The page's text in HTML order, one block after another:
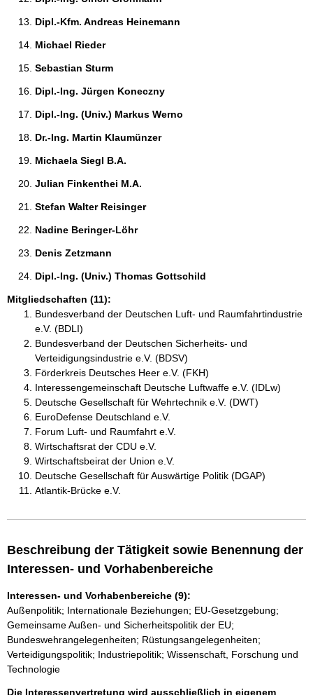
Dipl.-Kfm. Andreas Heinemann
Michael Rieder
Sebastian Sturm
Dipl.-Ing. Jürgen Koneczny
Dipl.-Ing. (Univ.) Markus Werno
Dr.-Ing. Martin Klaumünzer
Michaela Siegl B.A.
Julian Finkenthei M.A.
Stefan Walter Reisinger
Nadine Beringer-Löhr
Denis Zetzmann
Dipl.-Ing. (Univ.) Thomas Gottschild
Mitgliedschaften (11):
Bundesverband der Deutschen Luft- und Raumfahrtindustrie
e.V. (BDLI)
Bundesverband der Deutschen Sicherheits- und
Verteidigungsindustrie e.V. (BDSV)
Förderkreis Deutsches Heer e.V. (FKH)
Interessengemeinschaft Deutsche Luftwaffe e.V. (IDLw)
Deutsche Gesellschaft für Wehrtechnik e.V. (DWT)
EuroDefense Deutschland e.V.
Forum Luft- und Raumfahrt e.V.
Wirtschaftsrat der CDU e.V.
Wirtschaftsbeirat der Union e.V.
Deutsche Gesellschaft für Auswärtige Politik (DGAP)
Atlantik-Brücke e.V.
Beschreibung der Tätigkeit sowie Benennung der
Interessen- und Vorhabenbereiche
Interessen- und Vorhabenbereiche (9):
Außenpolitik; Internationale Beziehungen; EU-Gesetzgebung;
Gemeinsame Außen- und Sicherheitspolitik der EU;
Bundeswehrangelegenheiten; Rüstungsangelegenheiten;
Verteidigungspolitik; Industriepolitik; Wissenschaft, Forschung und
Technologie
Die Interessenvertretung wird ausschließlich in eigenem